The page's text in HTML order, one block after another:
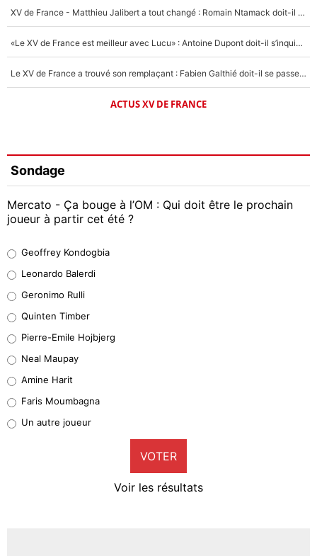
XV de France - Matthieu Jalibert a tout changé : Romain Ntamack doit-il s’inquiéter pour sa place à un an de la Coupe du monde ?
«Le XV de France est meilleur avec Lucu» : Antoine Dupont doit-il s’inquiéter pour sa place ?
Le XV de France a trouvé son remplaçant : Fabien Galthié doit-il se passer d'Antoine Dupont ?
ACTUS XV DE FRANCE
Sondage
Mercato - Ça bouge à l’OM : Qui doit être le prochain
joueur à partir cet été ?
38%
32%
5%
1%
9%
Geoffrey Kondogbia
Leonardo Balerdi
Geronimo Rulli
Quinten Timber
Pierre-Emile Hojbjerg
Neal Maupay
Amine Harit
Faris Moumbagna
Un autre joueur
VOTER
Voir les résultats